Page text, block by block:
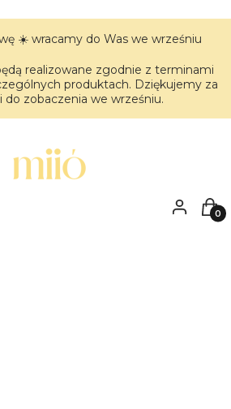
☀️ wracamy do Was we wrześniu
realizowane zgodnie z terminami
produktach. Dziękujemy za
do zobaczenia we wrześniu.
Zaloguj się